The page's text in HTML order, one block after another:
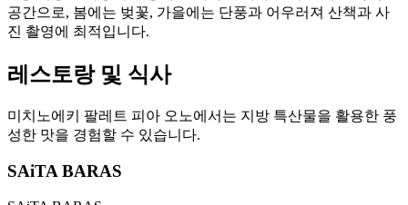
공간으로, 봄에는 벚꽃, 가을에는 단풍과 어우러져 산책과 사
진 촬영에 최적입니다.
레스토랑 및 식사
미치노에키 팔레트 피아 오노에서는 지방 특산물을 활용한 풍
성한 맛을 경험할 수 있습니다.
SAiTA BARAS